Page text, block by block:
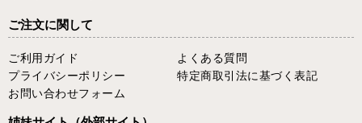
ご注文に関して
ご利用ガイド
よくある質問
プライバシーポリシー
特定商取引法に基づく表記
お問い合わせフォーム